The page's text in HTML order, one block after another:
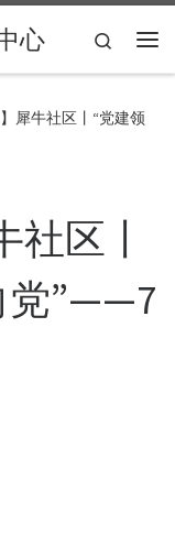
心
Search
】犀牛社区丨“党建领
社区丨
党”——7